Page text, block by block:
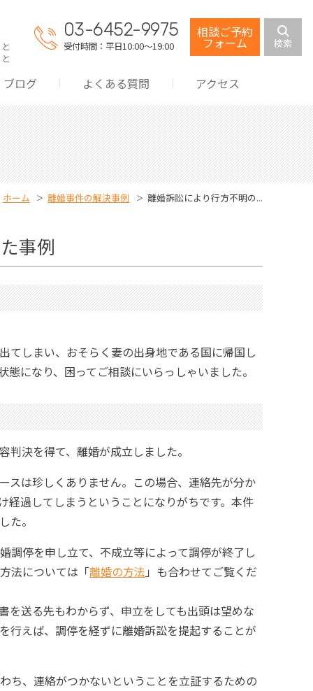
監護権
与
用・養育費
流
ブログ よくある質問 アクセス
03-6452-9975
受付時間：平日10:00～19:00
相談ご予約
フォーム 検索
ホーム 離婚事件の解決事例 離婚訴訟により行方不明の...
事例
しまい、おそらく妻の出身地である国に帰国し
になり、困ってご相談にいらっしゃいました。
決を得て、離婚が成立しました。
は珍しくありません。この場合、連絡先が分か
経過してしまうということになりがちです。本件
た。
停を申し立て、不成立等によって調停が終了し
法については「離婚の方法 」も合わせてご覧くだ
送る先もわからず、申立をしても出頭は望めな
行えば、調停を経ずに離婚訴訟を提起することが
、連絡がつかないということを立証するための